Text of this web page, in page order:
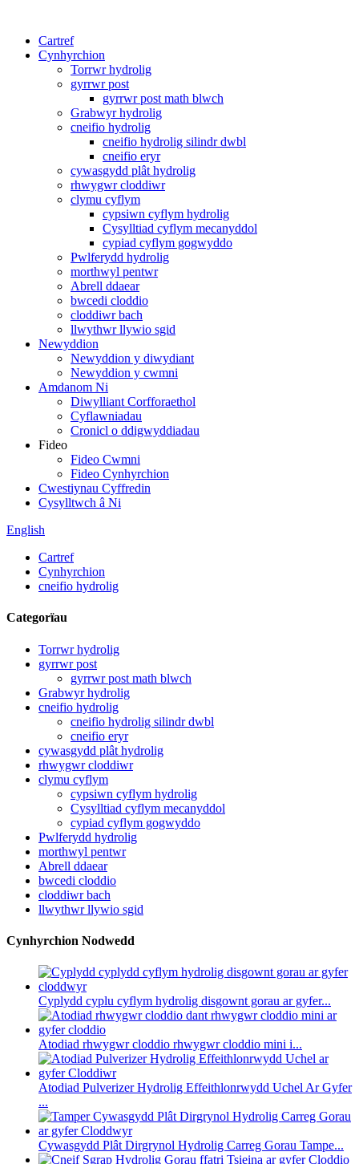
Cartref
Cynhyrchion
Torrwr hydrolig
gyrrwr post
gyrrwr post math blwch
Grabwyr hydrolig
cneifio hydrolig
cneifio hydrolig silindr dwbl
cneifio eryr
cywasgydd plât hydrolig
rhwygwr cloddiwr
clymu cyflym
cypsiwn cyflym hydrolig
Cysylltiad cyflym mecanyddol
cypiad cyflym gogwyddo
Pwlferydd hydrolig
morthwyl pentwr
Abrell ddaear
bwcedi cloddio
cloddiwr bach
llwythwr llywio sgid
Newyddion
Newyddion y diwydiant
Newyddion y cwmni
Amdanom Ni
Diwylliant Corfforaethol
Cyflawniadau
Cronicl o ddigwyddiadau
Fideo
Fideo Cwmni
Fideo Cynhyrchion
Cwestiynau Cyffredin
Cysylltwch â Ni
English
Cartref
Cynhyrchion
cneifio hydrolig
Categorïau
Torrwr hydrolig
gyrrwr post
gyrrwr post math blwch
Grabwyr hydrolig
cneifio hydrolig
cneifio hydrolig silindr dwbl
cneifio eryr
cywasgydd plât hydrolig
rhwygwr cloddiwr
clymu cyflym
cypsiwn cyflym hydrolig
Cysylltiad cyflym mecanyddol
cypiad cyflym gogwyddo
Pwlferydd hydrolig
morthwyl pentwr
Abrell ddaear
bwcedi cloddio
cloddiwr bach
llwythwr llywio sgid
Cynhyrchion Nodwedd
Cyplydd cyplu cyflym hydrolig disgownt gorau ar gyfer...
Atodiad rhwygwr cloddio rhwygwr cloddio mini i...
Atodiad Pulverizer Hydrolig Effeithlonrwydd Uchel Ar Gyfer
...
Cywasgydd Plât Dirgrynol Hydrolig Carreg Gorau Tampe...